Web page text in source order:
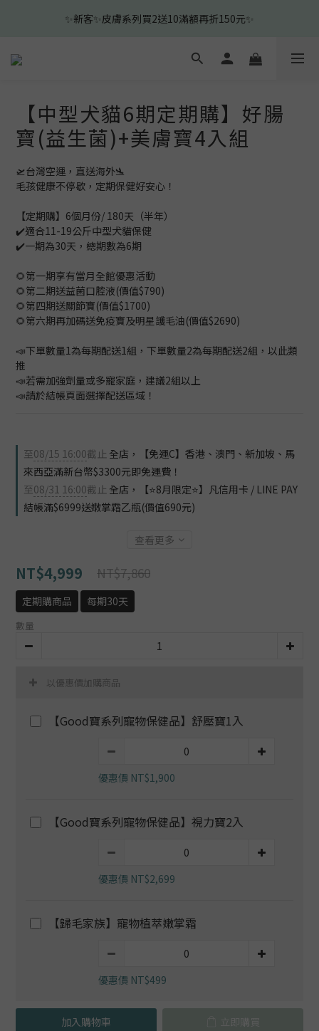
🎉新客下單即贈新客見面禮-沐浴清耳組🎉
1
:
14
時
:
43
分
:
0 3
1
0
秒 前往查看
🎉新客下單即贈新客見面禮-沐浴清耳組🎉
【中型犬貓6期定期購】好腸
寶(益生菌)+美膚寶4入組
🛫台灣空運，直送海外🛬
毛孩健康不停歇，定期保健好安心！
【定期購】6個月份/ 180天（半年）
✔️適合11-19公斤中型犬貓保健
✔️一期為30天，總期數為6期
🌻第一期享有當月全館優惠活動
🌻第二期送益菌口腔液(價值$790)
🌻第四期送關節寶(價值$1700)
🌻第六期再加碼送免疫寶及明星護毛油(價值$2690)
📣下單數量1為每期配送1組，下單數量2為每期配送2組，以此類
推
📣若需加強劑量或多寵家庭，建議2組以上
📣請於結帳頁面選擇配送區域！
至08/15 16:00截止 全店，【免運C】香港、澳門、新加坡、馬
來西亞滿新台幣$3300元即免運費！
至08/31 16:00截止 全店，【⭐8月限定⭐】凡信用卡 / LINE PAY
結帳滿$6999送嫩掌霜乙瓶(價值690元)
查看更多
NT$4,999 NT$7,860
定期購商品 每期30天
數量
以優惠價加購商品
【Good寶系列寵物保健品】舒壓寶1入
優惠價 NT$1,900
【Good寶系列寵物保健品】視力寶2入
優惠價 NT$2,699
【歸毛家族】寵物植萃嫩掌霜
優惠價 NT$499
加入購物車